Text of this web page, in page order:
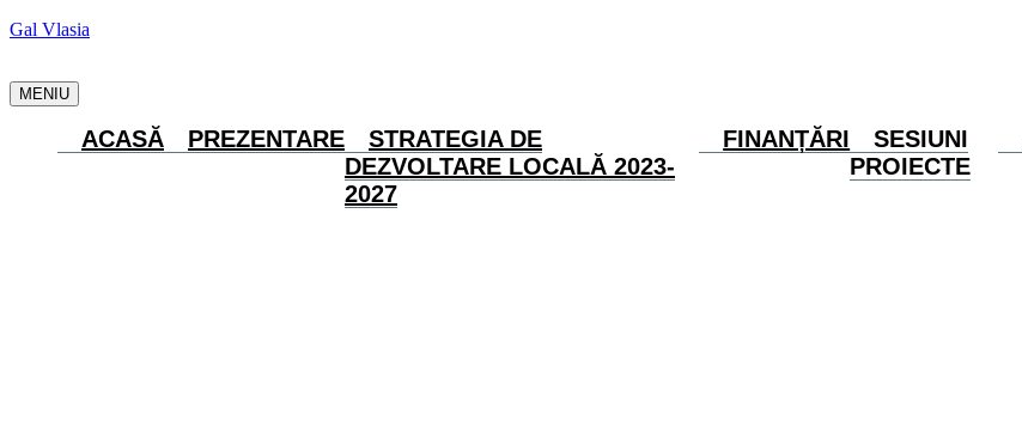
Gal Vlasia
MENIU
ACASĂ PREZENTARE
STRATEGIA DE
DEZVOLTARE LOCALĂ 2023-
2027
FINANȚĂRI
SESIUNI
PROIECTE